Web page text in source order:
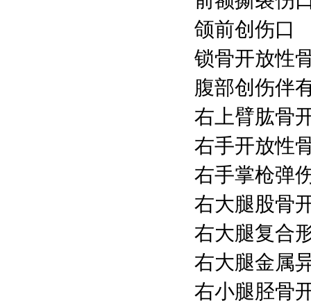
颌前创伤口
锁骨开放性
腹部创伤伴
右上臂肱骨
右手开放性
右手掌枪弹
右大腿股骨
右大腿复合
右大腿金属
右小腿胫骨